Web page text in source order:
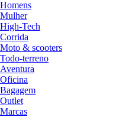
Homens
Mulher
High-Tech
Corrida
Moto & scooters
Todo-terreno
Aventura
Oficina
Bagagem
Outlet
Marcas